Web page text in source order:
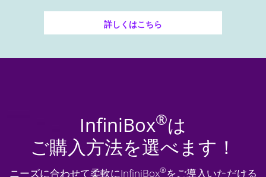
詳しくはこちら
InfiniBox®は
ご購入方法を選べます！
ニーズに合わせて柔軟にInfiniBox®をご導入いただける